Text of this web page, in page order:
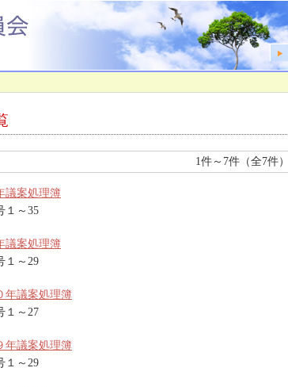
1件～7件（全7
議案処理簿
１～35
議案処理簿
１～29
年議案処理簿
１～27
年議案処理簿
１～29